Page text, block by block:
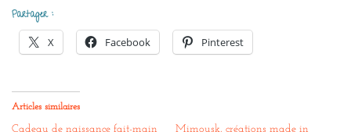
Partager :
X Facebook Pinterest
Articles similaires
Cadeau de naissance fait-main
Mimousk, créations made in